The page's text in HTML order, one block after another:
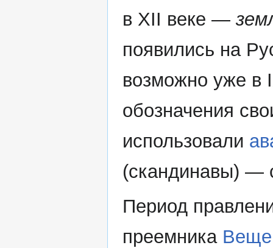
в XII веке —
появились на
возможно уже в
обозначения
использовали
(скандинавы) —
Период
преемника